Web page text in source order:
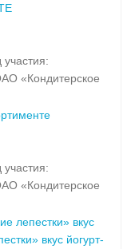
«Кондитерское
«Кондитерское
лепестки» вкус
вкус йогурт-